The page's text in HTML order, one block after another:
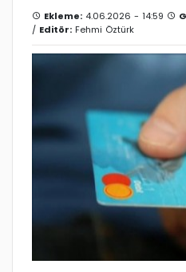
Ekleme: 4.06.2026 - 14:59
/ Editör: Fehmi Öztürk